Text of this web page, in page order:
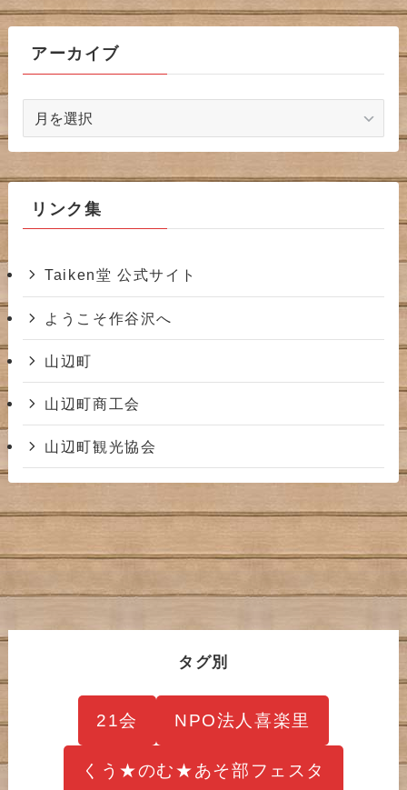
アーカイブ
カ
イ
ブリンク集
Taiken堂 公式サイト
ようこそ作谷沢へ
山辺町
山辺町商工会
山辺町観光協会
タグ別
21会 NPO法人喜楽里
くう★のむ★あそ部フェスタ